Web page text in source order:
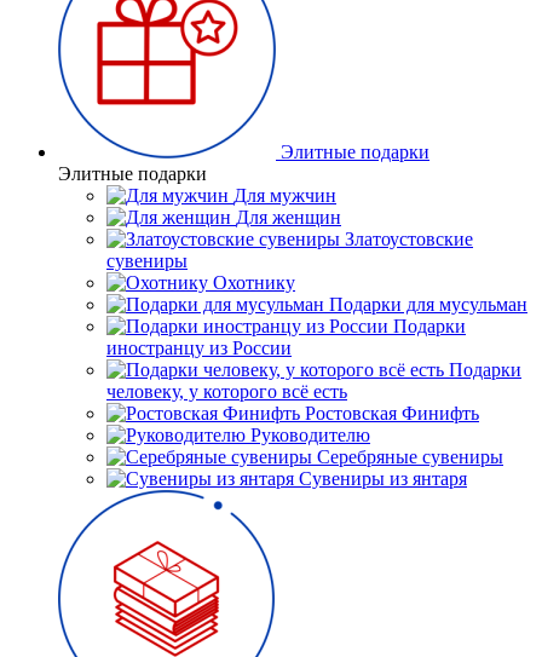
Элитные подарки
Элитные подарки
Для мужчин
Для женщин
Златоустовские
сувениры
Охотнику
Подарки для мусульман
Подарки
иностранцу из России
Подарки
человеку, у которого всё есть
Ростовская Финифть
Руководителю
Серебряные сувениры
Сувениры из янтаря